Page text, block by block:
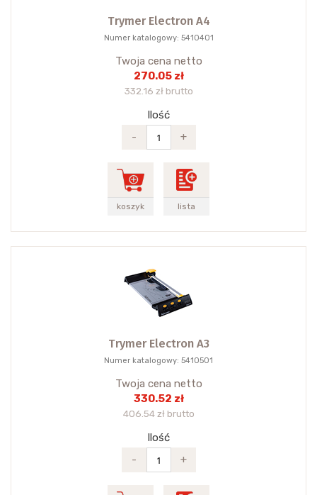
Trymer Electron A4
Numer katalogowy: 5410401
Twoja cena netto
270.05 zł
332.16 zł brutto
Ilość
-
+
koszyk lista
Trymer Electron A3
Numer katalogowy: 5410501
Twoja cena netto
330.52 zł
406.54 zł brutto
Ilość
-
+